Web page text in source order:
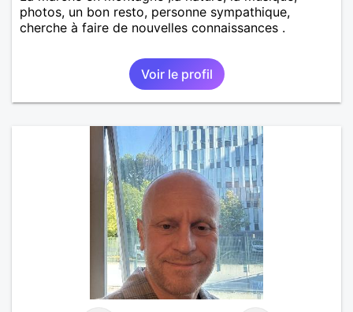
photos, un bon resto, personne sympathique,
cherche à faire de nouvelles connaissances .
Voir le profil